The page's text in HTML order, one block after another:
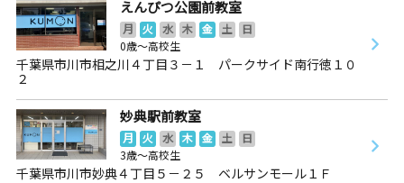
えんぴつ公園前教室
月 火 水 木 金 土
日
0歳～高校生
千葉県市川市相之川４丁目３－１ パークサイド南行徳１０
２
妙典駅前教室
月 火 水 木 金 土
日
3歳～高校生
千葉県市川市妙典４丁目５－２５ ベルサンモール１Ｆ